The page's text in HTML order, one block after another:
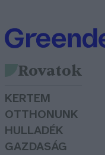
Rovatok
KERTEM
OTTHONUNK
HULLADÉK
GAZDASÁG